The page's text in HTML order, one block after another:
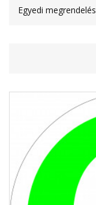
Egyedi megrendelés